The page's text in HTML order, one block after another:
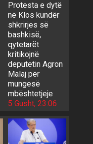
Protesta e dytë
në Klos kundër
shkrirjes së
bashkisë,
qytetarët
kritikojnë
deputetin Agron
Malaj për
mungesë
mbështetjeje
5 Gusht, 23:06